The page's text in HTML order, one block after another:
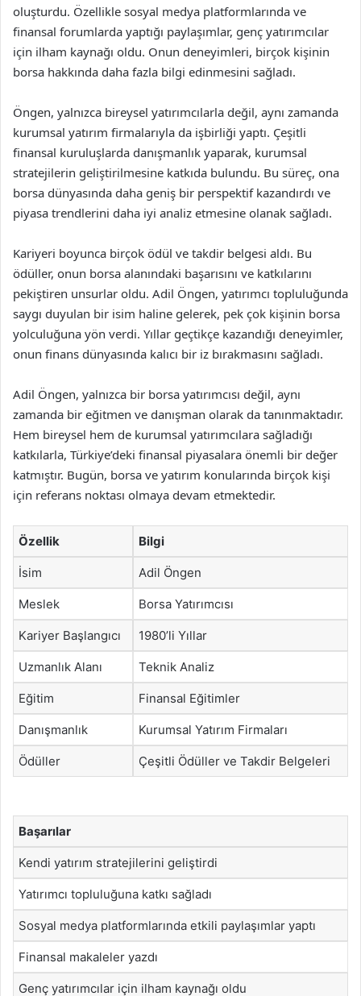
oluşturdu. Özellikle sosyal medya platformlarında ve
finansal forumlarda yaptığı paylaşımlar, genç yatırımcılar
için ilham kaynağı oldu. Onun deneyimleri, birçok kişinin
borsa hakkında daha fazla bilgi edinmesini sağladı.
Öngen, yalnızca bireysel yatırımcılarla değil, aynı zamanda
kurumsal yatırım firmalarıyla da işbirliği yaptı. Çeşitli
finansal kuruluşlarda danışmanlık yaparak, kurumsal
stratejilerin geliştirilmesine katkıda bulundu. Bu süreç, ona
borsa dünyasında daha geniş bir perspektif kazandırdı ve
piyasa trendlerini daha iyi analiz etmesine olanak sağladı.
Kariyeri boyunca birçok ödül ve takdir belgesi aldı. Bu
ödüller, onun borsa alanındaki başarısını ve katkılarını
pekiştiren unsurlar oldu. Adil Öngen, yatırımcı topluluğunda
saygı duyulan bir isim haline gelerek, pek çok kişinin borsa
yolculuğuna yön verdi. Yıllar geçtikçe kazandığı deneyimler,
onun finans dünyasında kalıcı bir iz bırakmasını sağladı.
Adil Öngen, yalnızca bir borsa yatırımcısı değil, aynı
zamanda bir eğitmen ve danışman olarak da tanınmaktadır.
Hem bireysel hem de kurumsal yatırımcılara sağladığı
katkılarla, Türkiye’deki finansal piyasalara önemli bir değer
katmıştır. Bugün, borsa ve yatırım konularında birçok kişi
için referans noktası olmaya devam etmektedir.
Özellik Bilgi
İsim Adil Öngen
Meslek Borsa Yatırımcısı
Kariyer Başlangıcı 1980’li Yıllar
Uzmanlık Alanı Teknik Analiz
Eğitim Finansal Eğitimler
Danışmanlık Kurumsal Yatırım Firmaları
Ödüller Çeşitli Ödüller ve Takdir Belgeleri
Başarılar
Kendi yatırım stratejilerini geliştirdi
Yatırımcı topluluğuna katkı sağladı
Sosyal medya platformlarında etkili paylaşımlar yaptı
Finansal makaleler yazdı
Genç yatırımcılar için ilham kaynağı oldu